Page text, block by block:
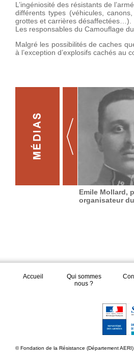
L’ingéniosité des résistants de
différents types (véhicules,
grottes et carrières désaffectées…).
Les responsables du Camouflage
Malgré les possibilités de caches
à l’exception d’explosifs cachés au
Emile Mollard,
organisateur
Accueil
Qui sommes
nous ?
© Fondation de la Résistance (Département